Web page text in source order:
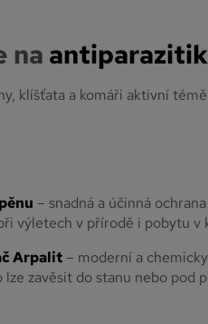
na
klíšťata a komáři aktivní
– snadná a účinná
výletech v přírodě i pobytu v
Arpalit– moderní a
lze zavěsit do stanu nebo